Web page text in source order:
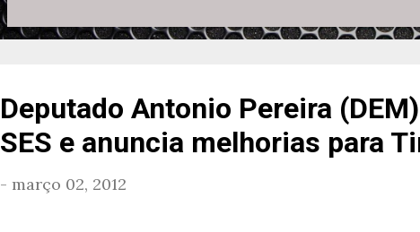
Deputado Antonio Pereira
SES e anuncia melhorias para
- março 02, 2012